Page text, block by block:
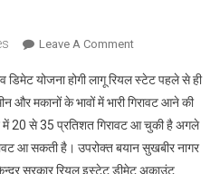
Leave A CommentOn
के
भावों
में
भारी
गिरावट
योजना होगी लागू रियल स्टेट पहले से ही
मकानों के भावों में भारी गिरावट आने की
20 से 35 प्रतिशत गिरावट आ चुकी है अगले
आ सकती है। उपरोक्त बयान सुखबीर नागर
सरकार रियल इस्टेट डीमेट अकाउंट